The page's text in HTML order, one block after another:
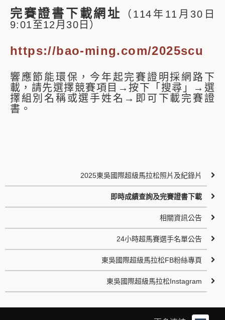
完賽證書下載網址
（114年11月30日
9:01至12月30日）
https://bao-ming.com/2025scu
響應節能環保，今年起完賽證明採網路下
載，請先選擇競賽項目→按下「搜尋」→選
擇組別名稱或選手姓名→即可下載完賽證
書。
2025東吳國際超級馬拉松照片及紀錄片
即時成績查詢及完賽證書下載
相關資訊公告
24小時超馬賽選手名單公告
東吳國際超級馬拉松FB粉絲專頁
東吳國際超級馬拉松Instagram